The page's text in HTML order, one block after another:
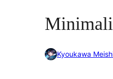
Kyoukawa